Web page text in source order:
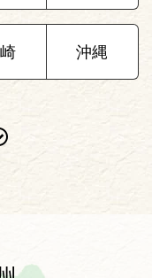
沖縄
2022年